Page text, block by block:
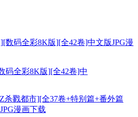
码全彩8K版][全42卷]中